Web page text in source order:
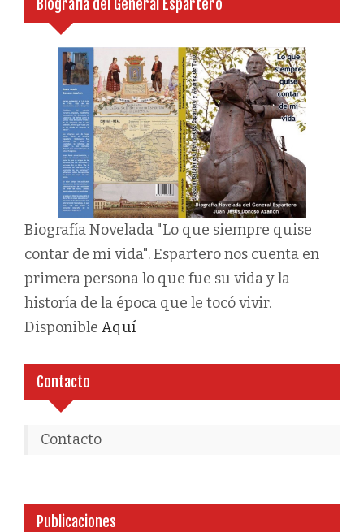
Biografía del General Espartero
Biografía Novelada "Lo que siempre quise
contar de mi vida". Espartero nos cuenta en
primera persona lo que fue su vida y la
historía de la época que le tocó vivir.
Disponible Aquí
Contacto
Contacto
Publicaciones